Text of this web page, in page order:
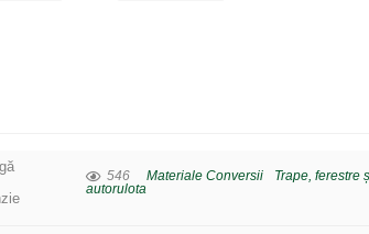
546 Materiale Conversii Trape, ferestre
autorulota